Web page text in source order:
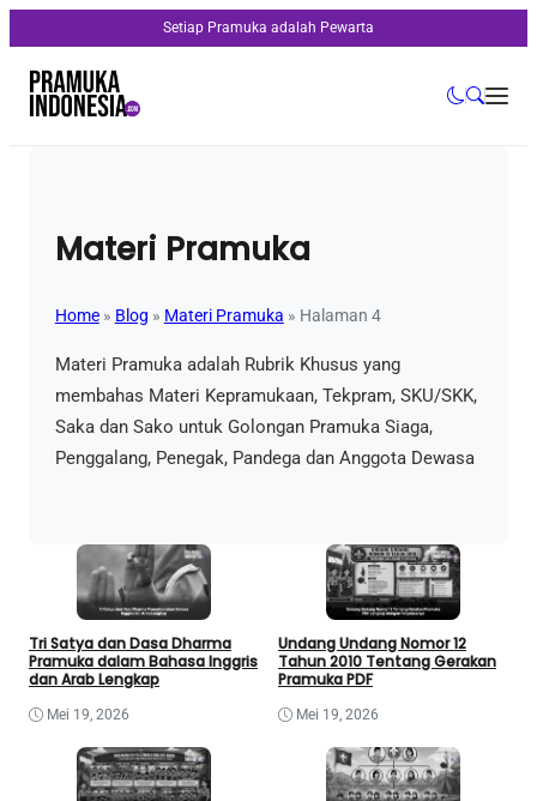
Setiap Pramuka adalah Pewarta
Materi Pramuka
Home» Blog » Materi Pramuka » Halaman 4
Materi Pramuka adalah Rubrik Khusus yang
membahas Materi Kepramukaan, Tekpram, SKU/SKK,
Saka dan Sako untuk Golongan Pramuka Siaga,
Penggalang, Penegak, Pandega dan Anggota Dewasa
Tri Satya dan Dasa Dharma
Pramuka dalam Bahasa Inggris
dan Arab Lengkap
Mei 19, 2026
Undang Undang Nomor 12
Tahun 2010 Tentang Gerakan
Pramuka PDF
Mei 19, 2026